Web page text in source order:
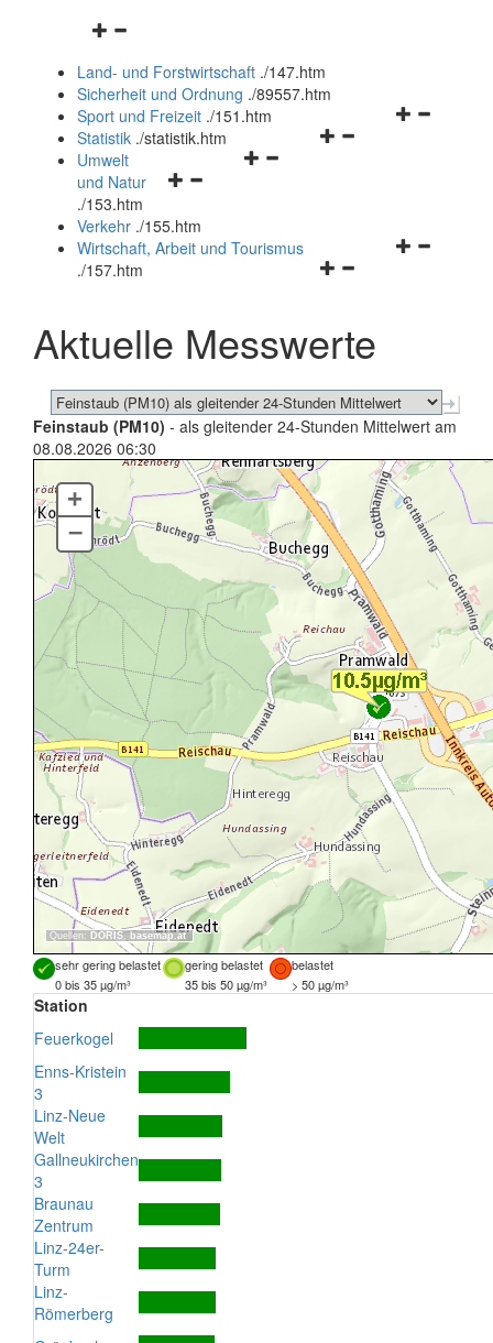
Navigationsmenü
und
schließen
Land- und Forstwirtschaft ./147.htm
Sicherheit und Ordnung ./89557.htm
Navigationsmenü
Sport und Freizeit ./151.htm
Navigationsmenü
Statistik ./statistik.htm
Navigationsmenü
und
schließen
Umwelt
und Natur
./153.htm
Verkehr ./155.htm
Navigationsmenü
schließen
Wirtschaft, Arbeit und Tourismus
./157.htm
Aktuelle Messwerte
Feinstaub (PM10) - als gleitender 24-Stunden Mittelwert am
08.08.2026 06:30
Quellen: DORIS, basemap.at
+
–
sehr gering belastet gering belastet
belastet
0 bis 35 µg/m³
35 bis 50 µg/m³ > 50 µg/m³
Station
Feuerkogel
Enns-Kristein
3
Linz-Neue
Welt
Gallneukirchen
3
Braunau
Zentrum
Linz-24er-
Turm
Linz-
Römerberg